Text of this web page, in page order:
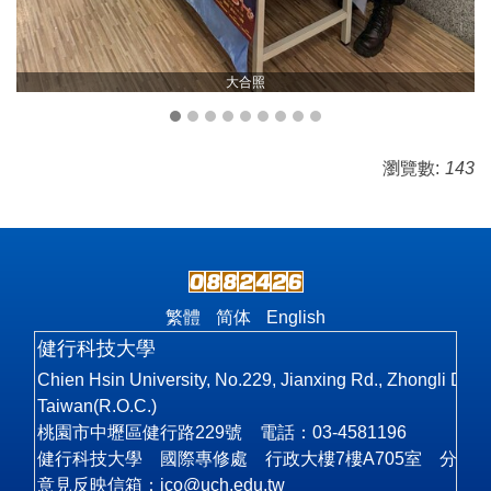
大合照
瀏覽數: 143
繁體 简体 English
健行科技大學
Chien Hsin University, No.229, Jianxing Rd., Zhongli
Taiwan(R.O.C.)
桃園市中壢區健行路229號 電話：03-4581196
健行科技大學 國際專修處 行政大樓7樓A705室 分機
意見反映信箱： ico@uch.edu.tw